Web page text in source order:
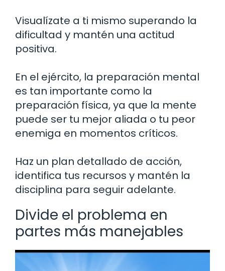
Visualízate a ti mismo superando la
dificultad y mantén una actitud
positiva.
En el ejército, la preparación mental
es tan importante como la
preparación física, ya que la mente
puede ser tu mejor aliada o tu peor
enemiga en momentos críticos.
Haz un plan detallado de acción,
identifica tus recursos y mantén la
disciplina para seguir adelante.
Divide el problema en
partes más manejables